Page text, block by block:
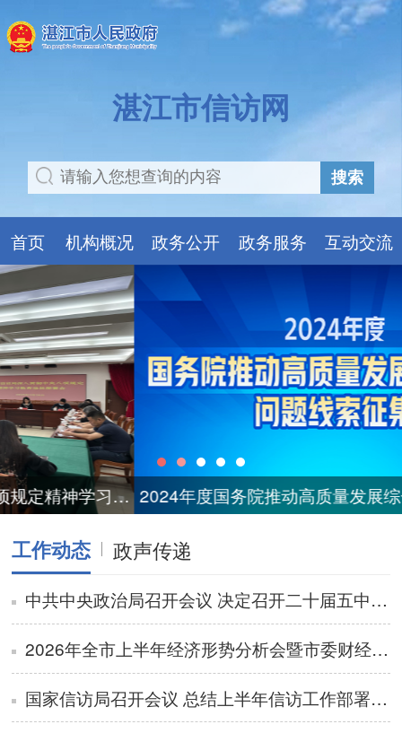
湛江市信访网
搜索
首页 机构概况 政务公开 政务服务 互动交流
2024年度国务院推动高质量发展综合督查问题线索征集
工作动态 政声传递
中共中央政治局召开会议 决定召开二十届五中全会分析研究当前经济形势和经济工作 中共中央总书记习近平主持会议
2026年全市上半年经济形势分析会暨市委财经委会议召开
国家信访局召开会议 总结上半年信访工作部署下半年重点任务